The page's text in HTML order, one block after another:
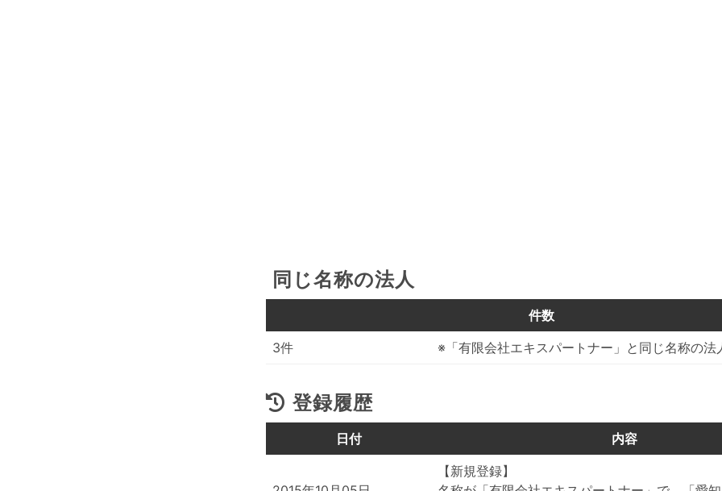
同じ名称の法人
件数
3件
※「有限会社エキスパートナー」と同じ名称の法
登録履歴
日付 内容
【新規登録】